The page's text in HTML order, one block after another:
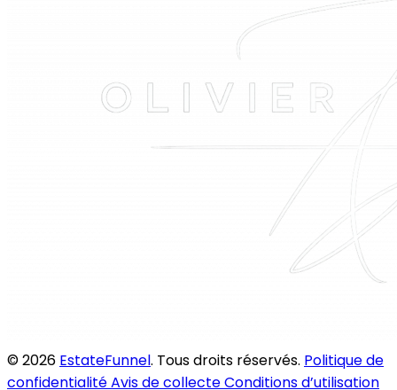
© 2026 EstateFunnel. Tous droits réservés. Politique de
confidentialitéAvis de collecteConditions d’utilisation